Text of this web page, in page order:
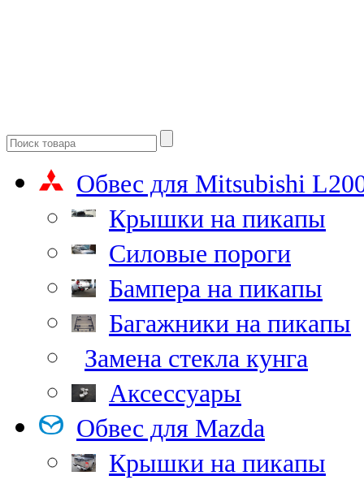
Обвес для Mitsubishi
Крышки на пикапы
Силовые пороги
Бампера на пикапы
Багажники на пикапы
Замена стекла кунга
Аксессуары
Обвес для Mazda
Крышки на пикапы